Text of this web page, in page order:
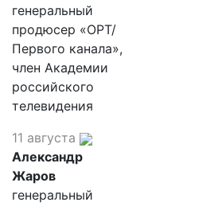
генеральный
продюсер «ОРТ/
Первого канала»,
член Академии
российского
телевидения
11 августа
Александр
Жаров
генеральный